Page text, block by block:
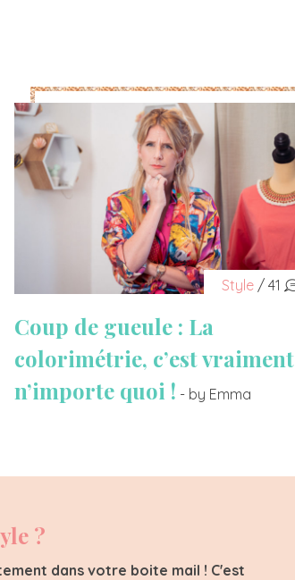
Style / 41
Coup de gueule : La
colorimétrie, c’est vraiment
n’importe quoi ! - by Emma
?
dans votre boite mail ! C'est